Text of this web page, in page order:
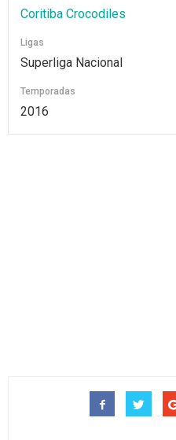
Coritiba Crocodiles
Ligas
Superliga Nacional
Temporadas
2016